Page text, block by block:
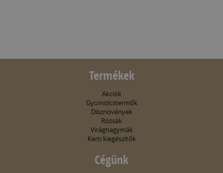
Termékek
Akciók
Gyümölcstermők
Dísznövények
Rózsák
Virághagymák
Kerti kiegészítők
Cégünk